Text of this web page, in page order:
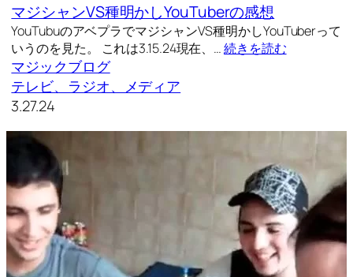
マジシャンVS種明かしYouTuberの感想
YouTubuのアベプラでマジシャンVS種明かしYouTuberって
いうのを見た。 これは3.15.24現在、…続きを読む
マジックブログ
テレビ、ラジオ、メディア
3.27.24